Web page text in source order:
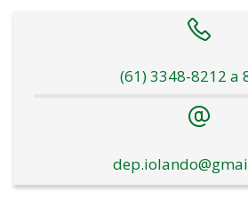
(61) 3348-8212 a